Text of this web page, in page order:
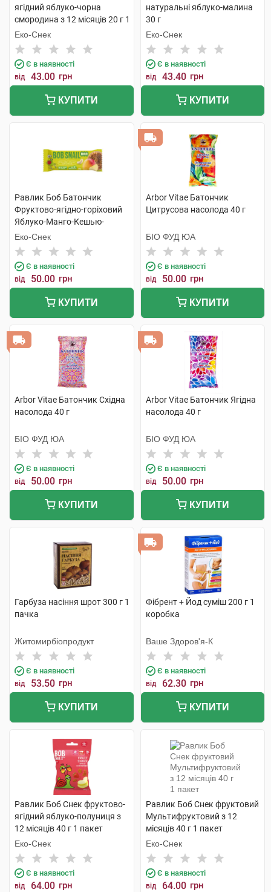
ягідний яблуко-чорна
смородина з 12 місяців 20 г 1
пакет
Еко-Снек
Є в наявності
від 43.00 грн
КУПИТИ
натуральні яблуко-малина
30 г
Еко-Снек
Є в наявності
від 43.40 грн
КУПИТИ
Равлик Боб Батончик
Фруктово-ягідно-горіховий
Яблуко-Манго-Кешью-
Криспи Кіноа 35 г 1 шт
Еко-Снек
Є в наявності
від 50.00 грн
КУПИТИ
Arbor Vitae Батончик
Цитрусова насолода 40 г
БІО ФУД ЮА
Є в наявності
від 50.00 грн
КУПИТИ
Arbor Vitae Батончик Східна
насолода 40 г
БІО ФУД ЮА
Є в наявності
від 50.00 грн
КУПИТИ
Arbor Vitae Батончик Ягідна
насолода 40 г
БІО ФУД ЮА
Є в наявності
від 50.00 грн
КУПИТИ
Гарбуза насіння шрот 300 г 1
пачка
Житомирбіопродукт
Є в наявності
від 53.50 грн
КУПИТИ
Фібрент + Йод суміш 200 г 1
коробка
Ваше Здоров'я-К
Є в наявності
від 62.30 грн
КУПИТИ
Равлик Боб Снек фруктово-
ягідний яблуко-полуниця з
12 місяців 40 г 1 пакет
Еко-Снек
Є в наявності
від 64.00 грн
Равлик Боб Снек фруктовий
Мультифруктовий з 12
місяців 40 г 1 пакет
Еко-Снек
Є в наявності
від 64.00 грн